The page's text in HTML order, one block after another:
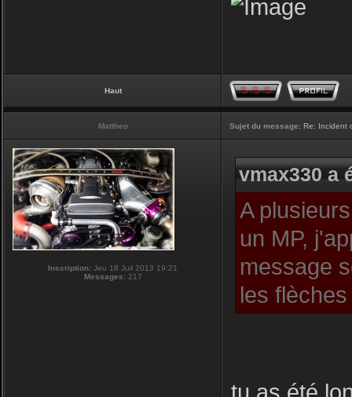
Haut
Mattheo Sujet du message: Re: Incident
Inscription: Jeu 18 Juil 2013 19:21
Messages:217
vmax330 a
A
un MP,
message
les